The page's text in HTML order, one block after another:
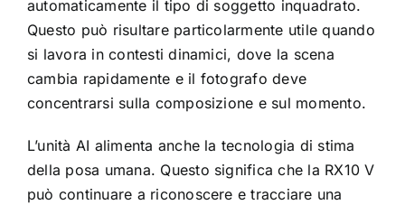
automaticamente il tipo di soggetto inquadrato.
Questo può risultare particolarmente utile quando
si lavora in contesti dinamici, dove la scena
cambia rapidamente e il fotografo deve
concentrarsi sulla composizione e sul momento.
L’unità AI alimenta anche la tecnologia di stima
della posa umana. Questo significa che la RX10 V
può continuare a riconoscere e tracciare una